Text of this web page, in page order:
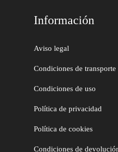
Información
Aviso legal
Condiciones de transporte
Condiciones de uso
Política de privacidad
Política de cookies
Condiciones de